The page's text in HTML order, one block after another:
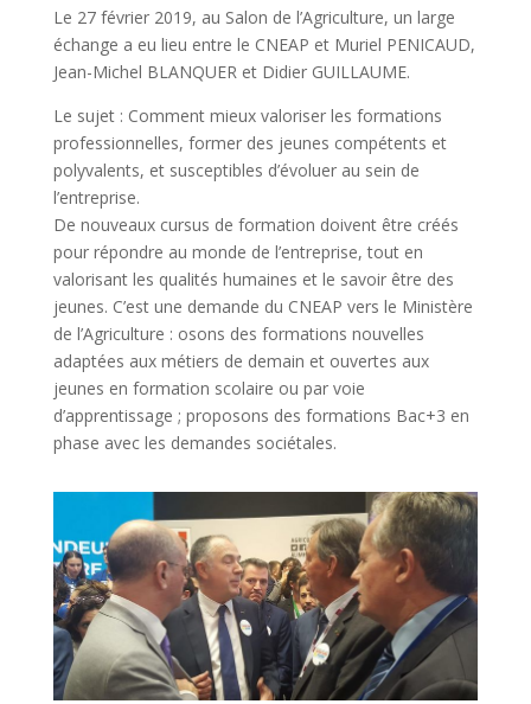
Le 27 février 2019, au Salon de l’Agriculture, un large
échange a eu lieu entre le CNEAP et Muriel PENICAUD,
Jean-Michel BLANQUER et Didier GUILLAUME.
Le sujet : Comment mieux valoriser les formations
professionnelles, former des jeunes compétents et
polyvalents, et susceptibles d’évoluer au sein de
l’entreprise.
De nouveaux cursus de formation doivent être créés
pour répondre au monde de l’entreprise, tout en
valorisant les qualités humaines et le savoir être des
jeunes. C’est une demande du CNEAP vers le Ministère
de l’Agriculture : osons des formations nouvelles
adaptées aux métiers de demain et ouvertes aux
jeunes en formation scolaire ou par voie
d’apprentissage ; proposons des formations Bac+3 en
phase avec les demandes sociétales.